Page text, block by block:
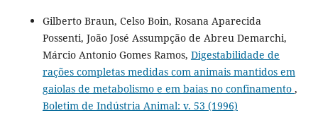
Gilberto Braun, Celso Boin, Rosana Aparecida
Possenti, João José Assumpção de Abreu Demarchi,
Márcio Antonio Gomes Ramos, Digestabilidade de
rações completas medidas com animais mantidos em
gaiolas de metabolismo e em baias no confinamento ,
Boletim de Indústria Animal: v. 53 (1996)